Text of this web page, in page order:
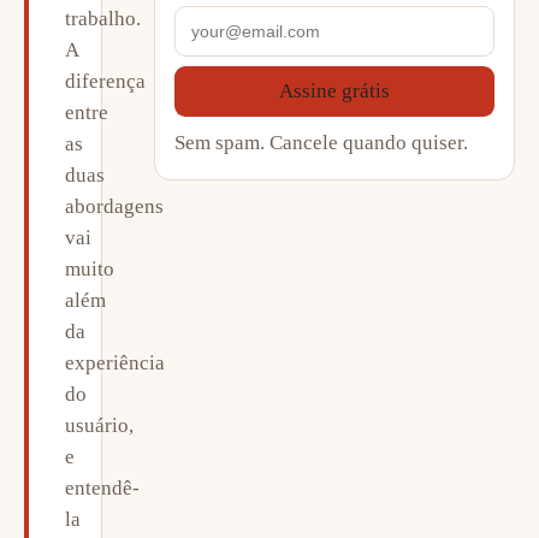
trabalho.
A
diferença
entre
as
duas
abordagens
vai
muito
além
da
experiência
do
usuário,
e
entendê-
la
Assine grátis
Sem spam. Cancele quando quiser.